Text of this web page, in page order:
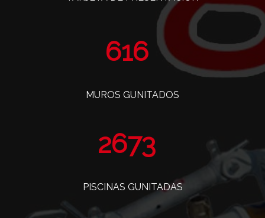
760
MUROS GUNITADOS
3296
PISCINAS GUNITADAS